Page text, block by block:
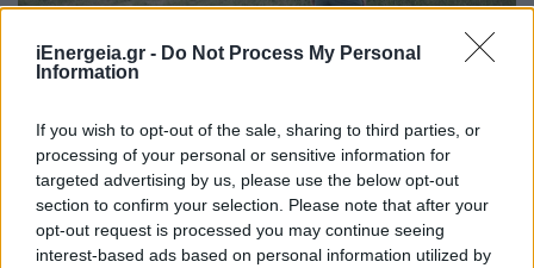
iEnergeia.gr - Do Not Process My Personal
Information
If you wish to opt-out of the sale, sharing to third parties, or
processing of your personal or sensitive information for
targeted advertising by us, please use the below opt-out
section to confirm your selection. Please note that after your
opt-out request is processed you may continue seeing
interest-based ads based on personal information utilized by
Νέα μελέτη Greenpeace: το 31% των
αγροκτημάτων στην Ελλάδα έχει
χαθεί